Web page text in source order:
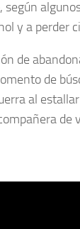
según
y a perder
de
de
al
de